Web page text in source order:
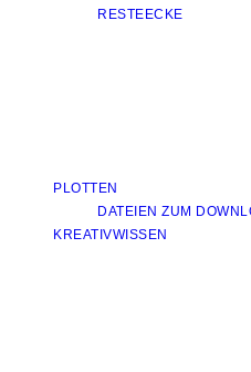
RESTEECKE
PLOTTEN
DATEIEN ZUM
KREATIVWISSEN